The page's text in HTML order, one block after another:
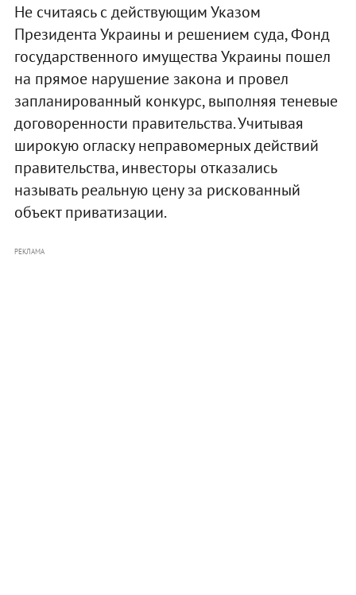
Не считаясь с действующим Указом
Президента Украины и решением суда, Фонд
государственного имущества Украины пошел
на прямое нарушение закона и провел
запланированный конкурс, выполняя теневые
договоренности правительства. Учитывая
широкую огласку неправомерных действий
правительства, инвесторы отказались
называть реальную цену за рискованный
объект приватизации.
РЕКЛАМА